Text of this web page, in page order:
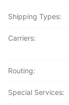
Shipping Types:
Carriers:
Routing:
Special Services: